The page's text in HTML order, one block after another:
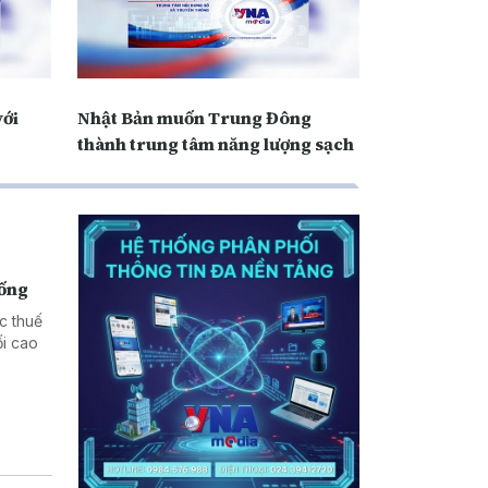
Nhật Bản muốn Trung Đông
thành trung tâm năng lượng sạch
thuế
cao